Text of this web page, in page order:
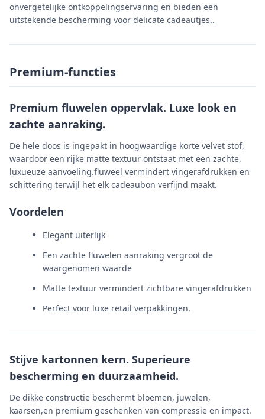
onvergetelijke ontkoppelingservaring en bieden een
uitstekende bescherming voor delicate cadeautjes..
Premium-functies
Premium fluwelen oppervlak. Luxe look en
zachte aanraking.
De hele doos is ingepakt in hoogwaardige korte velvet stof,
waardoor een rijke matte textuur ontstaat met een zachte,
luxueuze aanvoeling.fluweel vermindert vingerafdrukken en
schittering terwijl het elk cadeaubon verfijnd maakt.
Voordelen
Elegant uiterlijk
Een zachte fluwelen aanraking vergroot de
waargenomen waarde
Matte textuur vermindert zichtbare vingerafdrukken
Perfect voor luxe retail verpakkingen.
Stijve kartonnen kern. Superieure
bescherming en duurzaamheid.
De dikke constructie beschermt bloemen, juwelen,
kaarsen,en premium geschenken van compressie en impact.